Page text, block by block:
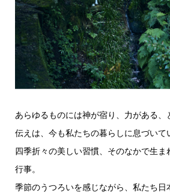
あらゆるものには神が宿り、力がある、
伝えは、今も私たちの暮らしに息づいて
四季折々の美しい習慣、そのなかで生ま
行事。
季節のうつろいを感じながら、私たち日